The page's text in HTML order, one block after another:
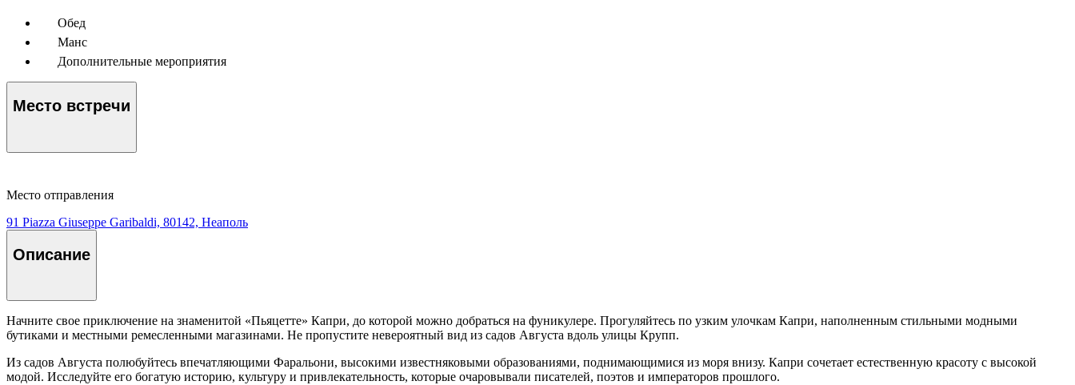
Обед
Манс
Дополнительные мероприятия
Место встречи
Место отправления
91 Piazza Giuseppe Garibaldi, 80142, Неаполь
Описание
Начните свое приключение на знаменитой «Пьяцетте» Капри, до которой можно добраться на фуникулере. Прогуляйтесь по узким улочкам Капри, наполненным стильными модными
бутиками и местными ремесленными магазинами. Не пропустите невероятный вид из садов Августа вдоль улицы Крупп.
Из садов Августа полюбуйтесь впечатляющими Фаральони, высокими известняковыми образованиями, поднимающимися из моря внизу. Капри сочетает естественную красоту с высокой
модой. Исследуйте его богатую историю, культуру и привлекательность, которые очаровывали писателей, поэтов и императоров прошлого.